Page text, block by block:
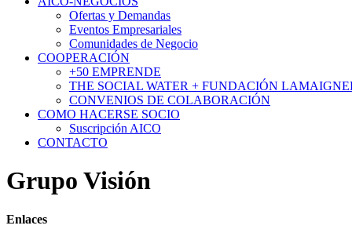
Ofertas y Demandas
Eventos Empresariales
Comunidades de Negocio
COOPERACIÓN
+50 EMPRENDE
THE SOCIAL WATER + FUNDACIÓN
CONVENIOS DE COLABORACIÓN
COMO HACERSE SOCIO
Suscripción AICO
CONTACTO
Grupo Visión
Enlaces